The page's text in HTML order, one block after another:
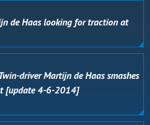
de Haas looking for traction at
driver Martijn de Haas smashes
[update 4-6-2014]